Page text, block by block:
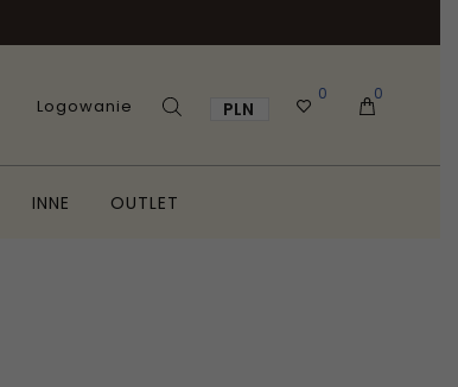
Logowanie PLN
0 0
INNE OUTLET